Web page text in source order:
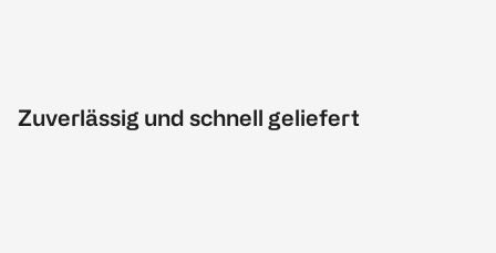
Zuverlässig und schnell geliefert